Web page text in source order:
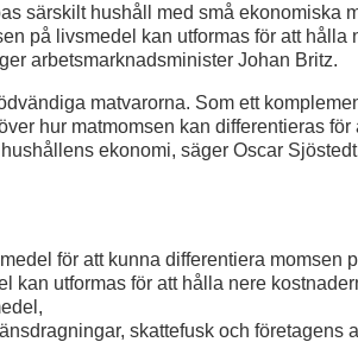
särskilt hushåll med små ekonomiska
på livsmedel kan utformas för att hålla
arbetsmarknadsminister Johan Britz.
matvarorna. Som ett
hur matmomsen kan differentieras för
ekonomi, säger Oscar
för att kunna differentiera momsen
kan utformas för att hålla nere
skattefusk och företagens